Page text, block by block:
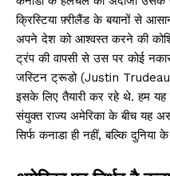
क्रिस्टिया फ़्रीलैंड के बयानों से
अपने देश को आश्वस्त करने की
ट्रंप की वापसी से उस पर कोई
जस्टिन ट्रूडो (Justin
इसके लिए तैयारी कर रहे थे. हम
संयुक्त राज्य अमेरिका के बीच यह
सिर्फ कनाडा ही नहीं, बल्कि दुनिया के